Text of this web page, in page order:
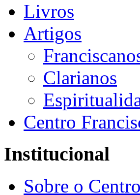
Livros
Artigos
Clarianos
Centro
Institucional
Sobre o Centro